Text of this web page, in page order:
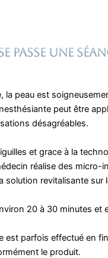
passe une
la peau est
peut être
désagréables.
et grace à la
réalise des micro-
solution revitalisante sur
20 à 30 minutes et
est parfois effectué en
le produit.